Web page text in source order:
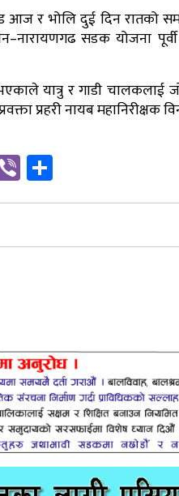
आज र भोलि दुई दिन रातको
सडक योजना
यात्रु र गाडी
प्रहरी नायब
Viber